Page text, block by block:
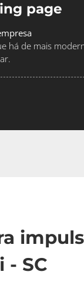
page
há de mais
SC